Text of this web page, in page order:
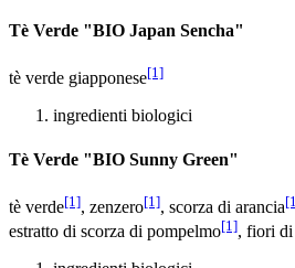
Tè Verde "BIO Japan Sencha"
tè verde giapponese[1]
ingredienti biologici
Tè Verde "BIO Sunny Green"
tè verde[1], zenzero[1], scorza di arancia
estratto di scorza di pompelmo[1], fiori di